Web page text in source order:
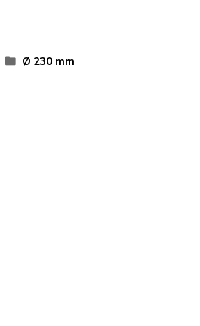
Ø 230 mm